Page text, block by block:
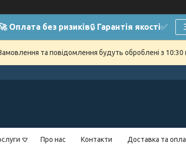
Оплата без ризиків🔒 Гарантія якості✅
та повідомлення будуть оброблені з
Про нас Контакти Доставка та